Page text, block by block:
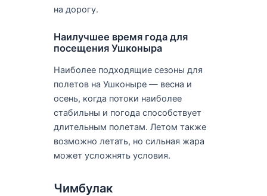
на дорогу.
Наилучшее время года для
посещения Ушконыра
Наиболее подходящие сезоны для
полетов на Ушконыре — весна и
осень, когда потоки наиболее
стабильны и погода способствует
длительным полетам. Летом также
возможно летать, но сильная жара
может усложнять условия.
Чимбулак